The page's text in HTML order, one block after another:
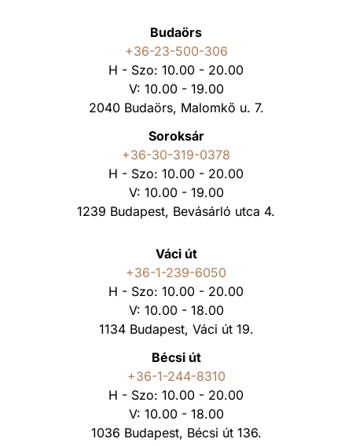
Budaörs
+36-23-500-306
H - Szo: 10.00 - 20.00
V: 10.00 - 19.00
2040 Budaörs, Malomkő u. 7.
Soroksár
+36-30-319-0378
H - Szo: 10.00 - 20.00
V: 10.00 - 19.00
1239 Budapest, Bevásárló utca 4.
Váci út
+36-1-239-6050
H - Szo: 10.00 - 20.00
V: 10.00 - 18.00
1134 Budapest, Váci út 19.
Bécsi út
+36-1-244-8310
H - Szo: 10.00 - 20.00
V: 10.00 - 18.00
1036 Budapest, Bécsi út 136.